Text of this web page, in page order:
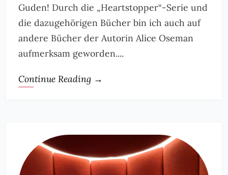
Guden! Durch die „Heartstopper“-Serie und
die dazugehörigen Bücher bin ich auch auf
andere Bücher der Autorin Alice Oseman
aufmerksam geworden....
Continue Reading →